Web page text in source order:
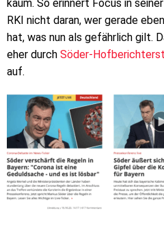
kaum. So erinnert Focus in
RKI nicht daran, wer gerade
hat, was nun als gefährlich gilt.
eher durch Söder-
auf.